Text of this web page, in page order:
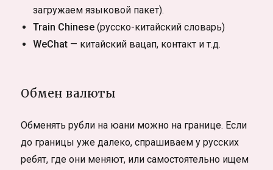
загружаем языковой пакет).
Train Chinese (русско-китайский словарь)
WeChat — китайский вацап, контакт и т.д.
Обмен валюты
Обменять рубли на юани можно на границе. Если
до границы уже далеко, спрашиваем у русских
ребят, где они меняют, или самостоятельно ищем